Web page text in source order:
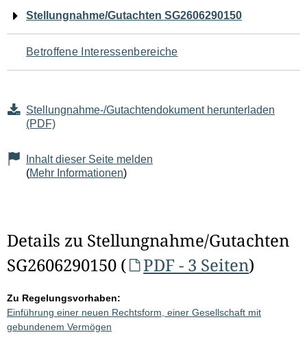
Navigation
für
den
Seiteninhalt
Stellungnahme/Gutachten SG2606290150
Betroffene Interessenbereiche
Stellungnahme-/Gutachtendokument herunterladen
(PDF)
Inhalt dieser Seite melden
(Mehr Informationen)
Details zu Stellungnahme/Gutachten
SG2606290150 (
PDF - 3 Seiten)
Zu Regelungsvorhaben:
Einführung einer neuen Rechtsform, einer Gesellschaft mit
gebundenem Vermögen